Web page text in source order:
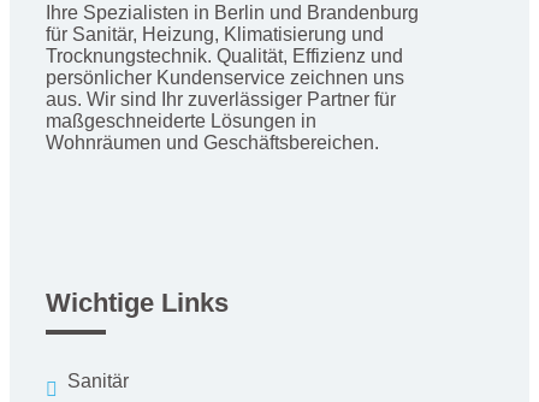
Ihre Spezialisten in Berlin und Brandenburg
für Sanitär, Heizung, Klimatisierung und
Trocknungstechnik. Qualität, Effizienz und
persönlicher Kundenservice zeichnen uns
aus. Wir sind Ihr zuverlässiger Partner für
maßgeschneiderte Lösungen in
Wohnräumen und Geschäftsbereichen.
Wichtige Links
Sanitär